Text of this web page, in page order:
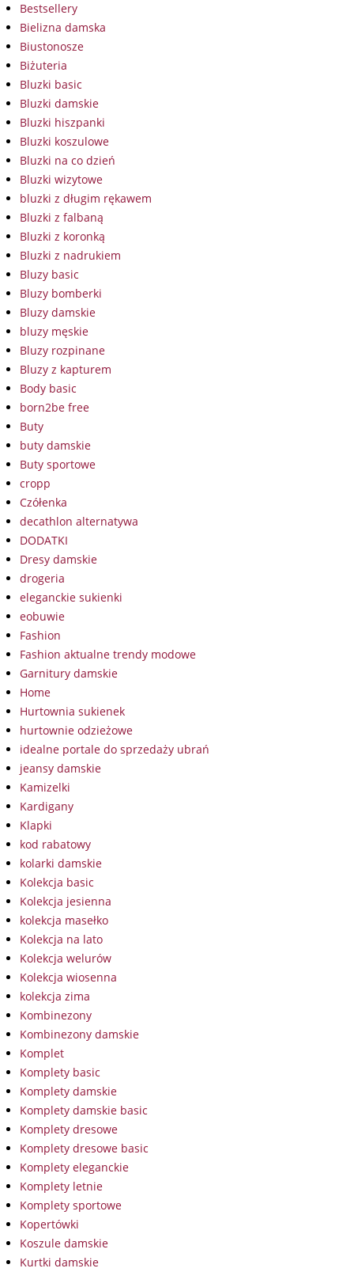
Bestsellery
Bielizna damska
Biustonosze
Biżuteria
Bluzki basic
Bluzki damskie
Bluzki hiszpanki
Bluzki koszulowe
Bluzki na co dzień
Bluzki wizytowe
bluzki z długim rękawem
Bluzki z falbaną
Bluzki z koronką
Bluzki z nadrukiem
Bluzy basic
Bluzy bomberki
Bluzy damskie
bluzy męskie
Bluzy rozpinane
Bluzy z kapturem
Body basic
born2be free
Buty
buty damskie
Buty sportowe
cropp
Czółenka
decathlon alternatywa
DODATKI
Dresy damskie
drogeria
eleganckie sukienki
eobuwie
Fashion
Fashion aktualne trendy modowe
Garnitury damskie
Home
Hurtownia sukienek
hurtownie odzieżowe
idealne portale do sprzedaży ubrań
jeansy damskie
Kamizelki
Kardigany
Klapki
kod rabatowy
kolarki damskie
Kolekcja basic
Kolekcja jesienna
kolekcja masełko
Kolekcja na lato
Kolekcja welurów
Kolekcja wiosenna
kolekcja zima
Kombinezony
Kombinezony damskie
Komplet
Komplety basic
Komplety damskie
Komplety damskie basic
Komplety dresowe
Komplety dresowe basic
Komplety eleganckie
Komplety letnie
Komplety sportowe
Kopertówki
Koszule damskie
Kurtki damskie